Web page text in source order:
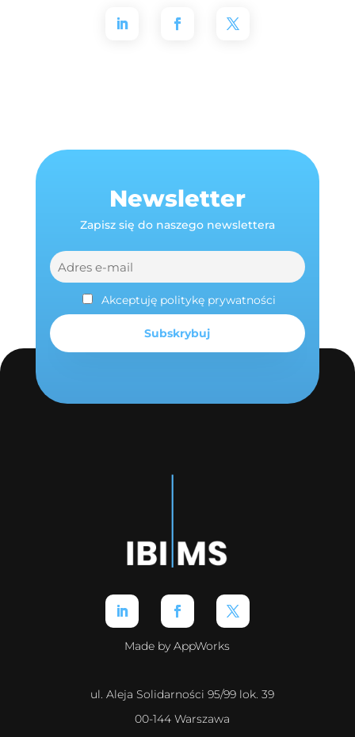
Newsletter
Zapisz się do naszego newslettera
Akceptuję politykę prywatności
Made by AppWorks
ul. Aleja Solidarności 95/99 lok. 39
00-144 Warszawa